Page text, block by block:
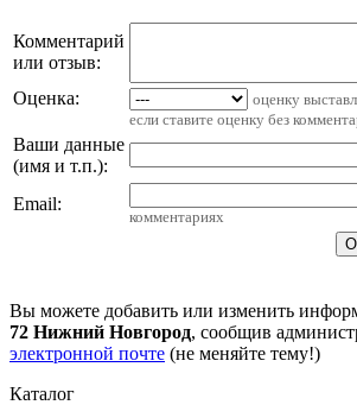
Комментарий
или отзыв:
Оценка:
оценку
если ставите оценку без
Ваши данные
(имя и т.п.):
Email:
комментариях
Вы можете добавить или изменить
72 Нижний Новгород, сообщив
электронной почте (не меняйте тему!)
Каталог